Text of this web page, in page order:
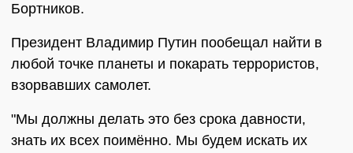
Бортников.
Президент Владимир Путин пообещал найти в
любой точке планеты и покарать террористов,
взорвавших самолет.
"Мы должны делать это без срока давности,
знать их всех поимённо. Мы будем искать их